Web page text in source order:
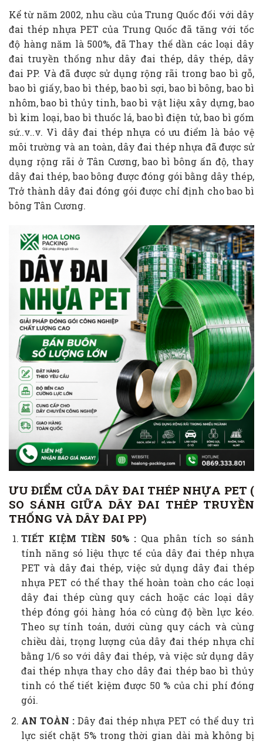
Kể từ năm 2002, nhu cầu của Trung Quốc đối với dây
đai thép nhựa PET của Trung Quốc đã tăng với tốc
độ hàng năm là 500%, đã Thay thế dần các loại dây
đai truyền thống như dây đai thép, dây thép, dây
đai PP. Và đã được sử dụng rộng rãi trong bao bì gỗ,
bao bì giấy, bao bì thép, bao bì sợi, bao bì bông, bao bì
nhôm, bao bì thủy tinh, bao bì vật liệu xây dựng, bao
bì kim loại, bao bì thuốc lá, bao bì điện tử, bao bì gốm
sứ..v..v. Vì dây đai thép nhựa có ưu điểm là bảo vệ
môi trường và an toàn, dây đai thép nhựa đã được sử
dụng rộng rãi ở Tân Cương, bao bì bông ấn độ, thay
dây đai thép, bao bông được đóng gói bằng dây thép,
Trở thành dây đai đóng gói được chỉ định cho bao bì
bông Tân Cương.
ƯU ĐIỂM CỦA DÂY ĐAI THÉP NHỰA PET (
SO SÁNH GIỮA DÂY ĐAI THÉP TRUYỀN
THỐNG VÀ DÂY ĐAI PP)
TIẾT KIỆM TIỀN 50% :Qua phân tích so sánh
tính năng só liệu thực tế của dây đai thép nhựa
PET và dây đai thép, việc sử dụng dây đai thép
nhựa PET có thể thay thế hoàn toàn cho các loại
dây đai thép cùng quy cách hoặc các loại dây
thép đóng gói hàng hóa có cùng độ bền lực kéo.
Theo sự tính toán, dưới cùng quy cách và cùng
chiều dài, trọng lượng của dây đai thép nhựa chỉ
bằng 1/6 so với dây đai thép, và việc sử dụng dây
đai thép nhựa thay cho dây đai thép bao bì thủy
tinh có thể tiết kiệm được 50 % của chi phí đóng
gói.
AN TOÀN : Dây đai thép nhựa PET có thể duy trì
lực siết chặt 5% trong thời gian dài mà không bị